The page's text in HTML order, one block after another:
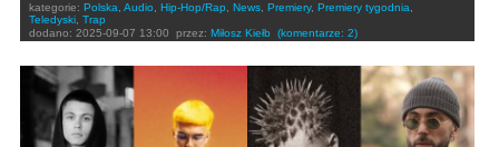
kategorie: Polska Audio Hip-Hop/Rap News Premiery, Premiery tygodnia
Teledyski Trap
dodano: 2025-09-07 13:00 przez: Miłosz Kiełb (komentarze: 2)